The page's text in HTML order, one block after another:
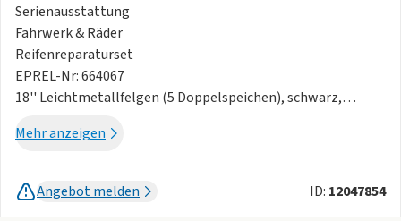
Serienausstattung
Fahrwerk & Räder
Reifenreparaturset
EPREL-Nr: 664067
18'' Leichtmetallfelgen (5 Doppelspeichen), schwarz,
Konnektivität & Infotainment
Toyota Smart Connect Plus mit Cloud- und Onboard-
Navigation
Mehr anzeigen
Angebot melden ID: 12047854